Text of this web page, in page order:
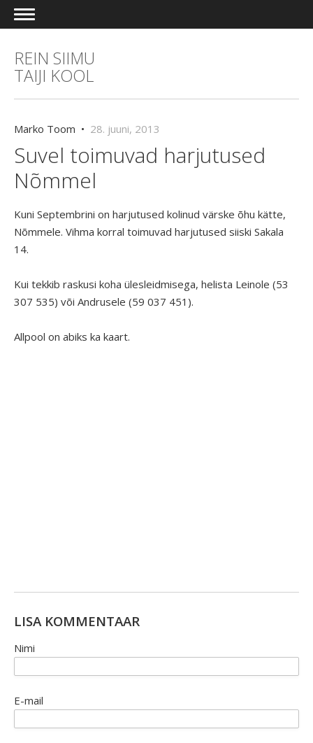
REIN SIIMU
TAIJI KOOL
Marko Toom • 28. juuni, 2013
Suvel toimuvad harjutused
Nõmmel
Kuni Septembrini on harjutused kolinud värske õhu kätte,
Nõmmele. Vihma korral toimuvad harjutused siiski Sakala
14.
Kui tekkib raskusi koha ülesleidmisega, helista Leinole (53
307 535) või Andrusele (59 037 451).
Allpool on abiks ka kaart.
LISA KOMMENTAAR
Nimi
E-mail